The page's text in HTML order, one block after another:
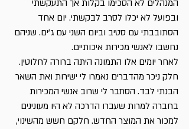
המנהלים לא הסכימו בקלות אך התעקשתי
ובפועל לא יכלו לסרב לבקשתי. יום אחד
הסתובבתי עם סטיב וביום השני עם ג’ים. שניהם
נחשבו לאנשי מכירות איכותיים.
לאחר יומים אלו התמונה היתה ברורה לחלוטין.
חלק ניכר מהדברים נאמרו לי ישירות ואת השאר
הבנתי לבד. הסתבר לי שרוב אנשי המכירות
בחברה למרות שעברו הדרכה לא היו מעונינים
למכור את המוצר החדש. חלקם חשש מהשינוי,